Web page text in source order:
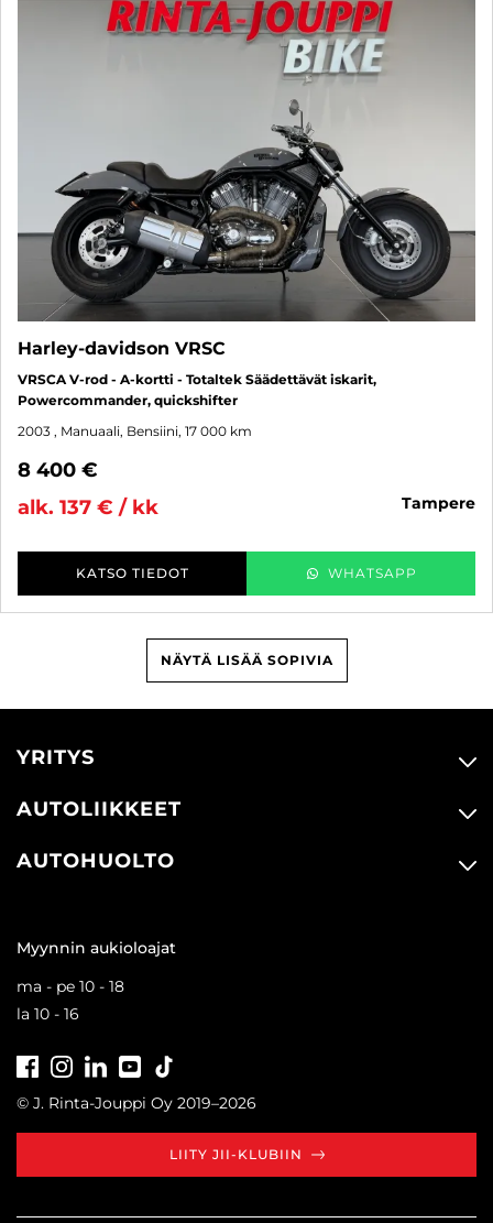
Harley-davidson VRSC
VRSCA V-rod - A-kortti - Totaltek Säädettävät iskarit,
Powercommander, quickshifter
2003 , Manuaali, Bensiini, 17 000 km
8 400 €
alk. 137 € / kk
tampere
KATSO TIEDOT WHATSAPP
NÄYTÄ LISÄÄ SOPIVIA
YRITYS
AUTOLIIKKEET
AUTOHUOLTO
Myynnin aukioloajat
ma - pe 10 - 18
la 10 - 16
FacebookInstagramLinkedInYoutube
© J. Rinta-Jouppi Oy 2019–2026
LIITY JII-KLUBIIN